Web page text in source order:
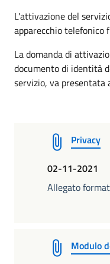
L'attivazione del
apparecchio telefonico
La domanda di
documento di identità
servizio, va presentata
Privacy
02-11-2021
Allegato
Modulo